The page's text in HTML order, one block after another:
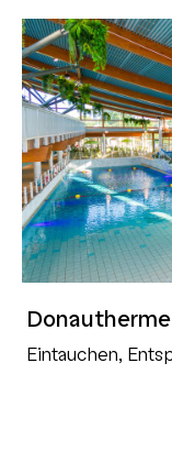
Donautherme
Eintauchen,